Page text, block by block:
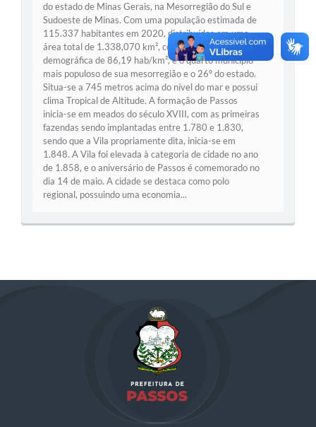
do estado de Minas Gerais, na Mesorregião do Sul e
Sudoeste de Minas. Com uma população estimada de
115.337 habitantes em 2020, distribuídos em uma
área total de 1.338,070 km², com Densidade
demográfica de 86,19 hab/km², é o quarto município
mais populoso de sua mesorregião e o 26º do estado.
Situa-se a 745 metros acima do nível do mar e possui
clima Tropical de Altitude. A formação de Passos
inicia-se em meados do século XVIII, com as primeiras
fazendas sendo implantadas entre 1.780 e 1.830,
sendo que a Vila propriamente dita, inicia-se em
1.848. A Vila foi elevada à categoria de cidade no ano
de 1.858, e o aniversário de Passos é comemorado no
dia 14 de maio. A cidade se destaca como polo
regional, possuindo uma economia...